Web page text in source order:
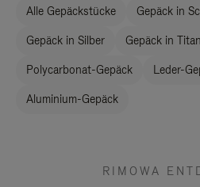
Alle Gepäckstücke Gepäck in
Gepäck in Silber Gepäck in
Polycarbonat-Gepäck Leder-
Aluminium-Gepäck
RIMOWA